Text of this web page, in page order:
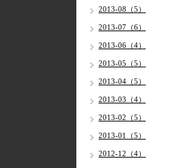
2013-08（5）
2013-07（6）
2013-06（4）
2013-05（5）
2013-04（5）
2013-03（4）
2013-02（5）
2013-01（5）
2012-12（4）